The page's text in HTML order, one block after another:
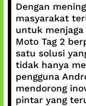
Dengan
masyarakat
untuk
Moto Tag 2
satu solusi
tidak hanya
pengguna
mendorong
pintar yang